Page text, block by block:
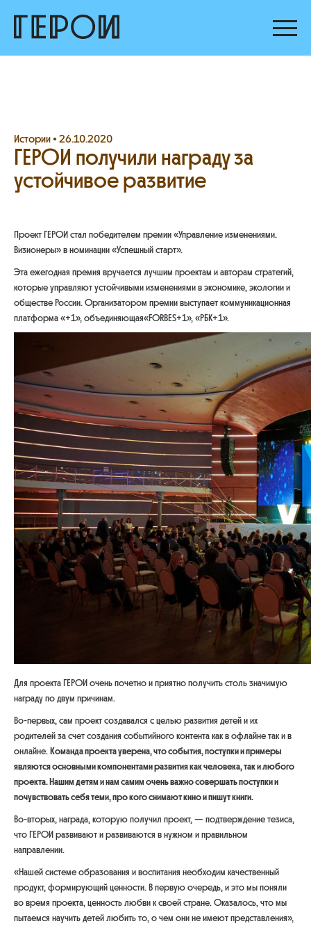
Истории • 26.10.2020
ГЕРОИ получили награду за
устойчивое развитие
Проект ГЕРОИ стал победителем премии «Управление изменениями.
Визионеры» в номинации «Успешный старт».
Эта ежегодная премия вручается лучшим проектам и авторам стратегий,
которые управляют устойчивыми изменениями в экономике, экологии и
обществе России. Организатором премии выступает коммуникационная
платформа «+1», объединяющая«FORBES+1», «РБК+1».
Для проекта ГЕРОИ очень почетно и приятно получить столь значимую
награду по двум причинам.
Во-первых, сам проект создавался с целью развития детей и их
родителей за счет создания событийного контента как в офлайне так и в
онлайне. Команда проекта уверена, что события, поступки и примеры
являются основными компонентами развития как человека, так и любого
проекта. Нашим детям и нам самим очень важно совершать поступки и
почувствовать себя теми, про кого снимают кино и пишут книги.
Во-вторых, награда, которую получил проект, — подтверждение тезиса,
что ГЕРОИ развивают и развиваются в нужном и правильном
направлении.
«Нашей системе образования и воспитания необходим качественный
продукт, формирующий ценности. В первую очередь, и это мы поняли
во время проекта, ценность любви к своей стране. Оказалось, что мы
пытаемся научить детей любить то, о чем они не имеют представления»,